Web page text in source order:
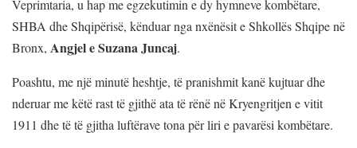
Veprimtaria, u hap me egzekutimin e dy hymneve kombëtare,
SHBA dhe Shqipërisë, kënduar nga nxënësit e Shkollës Shqipe në
Bronx, Angjel e Suzana Juncaj.
Poashtu, me një minutë heshtje, të pranishmit kanë kujtuar dhe
nderuar me këtë rast të gjithë ata të rënë në Kryengritjen e vitit
1911 dhe të të gjitha luftërave tona për liri e pavarësi kombëtare.